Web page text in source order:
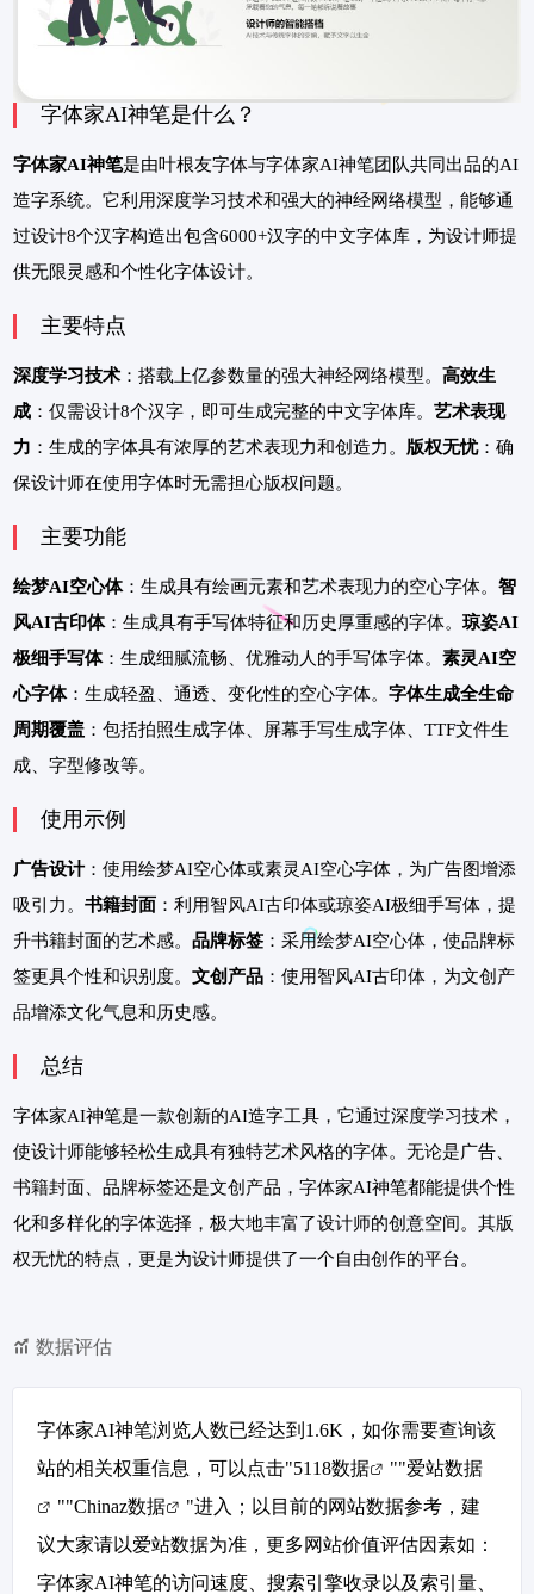
字体家AI神笔是什么？
字体家AI神笔是由叶根友字体与字体家AI神笔团队共同出品的AI
造字系统。它利用深度学习技术和强大的神经网络模型，能够通
过设计8个汉字构造出包含6000+汉字的中文字体库，为设计师提
供无限灵感和个性化字体设计。
主要特点
深度学习技术 ：搭载上亿参数量的强大神经网络模型。 高效生
成 ：仅需设计8个汉字，即可生成完整的中文字体库。 艺术表现
力 ：生成的字体具有浓厚的艺术表现力和创造力。 版权无忧：确
保设计师在使用字体时无需担心版权问题。
主要功能
绘梦AI空心体：生成具有绘画元素和艺术表现力的空心字体。 智
风AI古印体：生成具有手写体特征和历史厚重感的字体。 琼姿AI
极细手写体：生成细腻流畅、优雅动人的手写体字体。 素灵AI空
心字体：生成轻盈、通透、变化性的空心字体。 字体生成全生命
周期覆盖 ：包括拍照生成字体、屏幕手写生成字体、TTF文件生
成、字型修改等。
使用示例
广告设计：使用绘梦AI空心体或素灵AI空心字体，为广告图增添
吸引力。 书籍封面 ：利用智风AI古印体或琼姿AI极细手写体，提
升书籍封面的艺术感。 品牌标签 ：采用绘梦AI空心体，使品牌标
签更具个性和识别度。 文创产品 ：使用智风AI古印体，为文创产
品增添文化气息和历史感。
总结
字体家AI神笔是一款创新的AI造字工具，它通过深度学习技术，
使设计师能够轻松生成具有独特艺术风格的字体。无论是广告、
书籍封面、品牌标签还是文创产品，字体家AI神笔都能提供个性
化和多样化的字体选择，极大地丰富了设计师的创意空间。其版
权无忧的特点，更是为设计师提供了一个自由创作的平台。
数据评估
字体家AI神笔浏览人数已经达到1.6K，如你需要查询该
站的相关权重信息，可以点击"5118数据 ""爱站数据
""Chinaz数据
"进入；以目前的网站数据参考，建
议大家请以爱站数据为准，更多网站价值评估因素如：
字体家AI神笔的访问速度、搜索引擎收录以及索引量、